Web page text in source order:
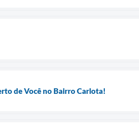
de Você no Bairro Carlota!